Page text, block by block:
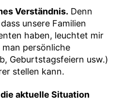
Verständnis. Denn
unsere Familien
haben, leuchtet mir
persönliche
Geburtstagsfeiern usw.)
stellen kann.
die aktuelle Situation